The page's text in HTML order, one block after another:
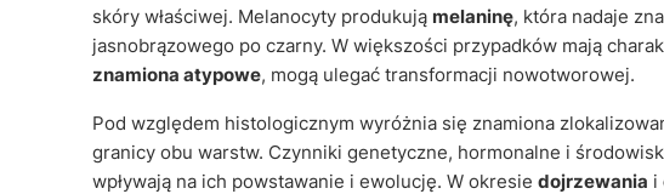
skóry właściwej. Melanocyty produkują melaninę, która nadaje
jasnobrązowego po czarny. W większości przypadków mają
znamiona atypowe, mogą ulegać transformacji nowotworowej.
Pod względem histologicznym wyróżnia się znamiona
granicy obu warstw. Czynniki genetyczne, hormonalne i
wpływają na ich powstawanie i ewolucję. W okresie dojrzewania i